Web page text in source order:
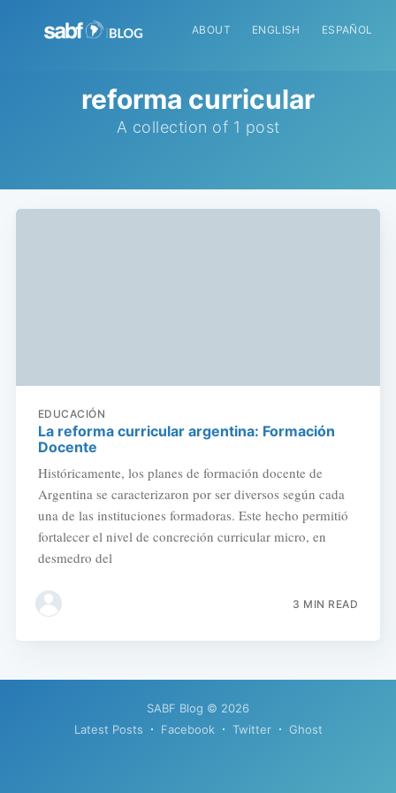
ABOUT ENGLISH ESPAÑOL
reforma curricular
A collection of 1 post
EDUCACIÓN
La reforma curricular argentina: Formación
Docente
Históricamente, los planes de formación docente de
Argentina se caracterizaron por ser diversos según cada
una de las instituciones formadoras. Este hecho permitió
fortalecer el nivel de concreción curricular micro, en
desmedro del
3 MIN READ
SABF Blog © 2026
Latest Posts
Facebook Twitter Ghost